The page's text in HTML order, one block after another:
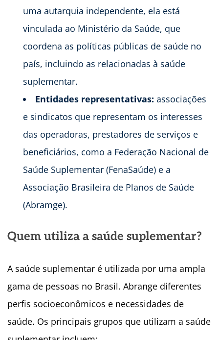
uma autarquia independente, ela está
vinculada ao Ministério da Saúde, que
coordena as políticas públicas de saúde no
país, incluindo as relacionadas à saúde
suplementar.
Entidades representativas: associações
e sindicatos que representam os interesses
das operadoras, prestadores de serviços e
beneficiários, como a Federação Nacional de
Saúde Suplementar (FenaSaúde) e a
Associação Brasileira de Planos de Saúde
(Abramge).
Quem utiliza a saúde suplementar?
A saúde suplementar é utilizada por uma ampla
gama de pessoas no Brasil. Abrange diferentes
perfis socioeconômicos e necessidades de
saúde. Os principais grupos que utilizam a saúde